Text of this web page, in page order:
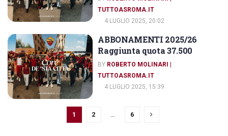
TUTTOASROMA.IT
4 LUGLIO 2025, 20:02
ABBONAMENTI AS ROMA
ABBONAMENTI 2025/26
Raggiunta quota 37.500
BY ROBERTO MOLINARI |
TUTTOASROMA.IT
4 LUGLIO 2025, 15:39
1 2 … 6